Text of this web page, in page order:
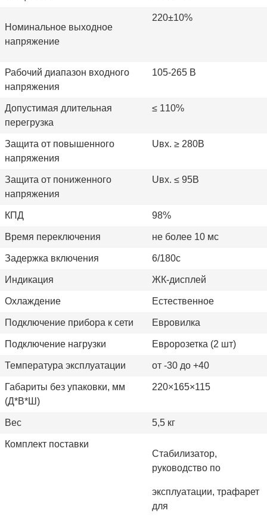
Номинальное выходное
напряжение
220±10%
Рабочий диапазон входного
напряжения
105-265 В
Допустимая длительная
перегрузка
≤ 110%
Защита от повышенного
напряжения
Uвх. ≥ 280В
Защита от пониженного
напряжения
Uвх. ≤ 95В
КПД 98%
Время переключения не более 10 мс
Задержка включения 6/180с
Индикация ЖК-дисплей
Охлаждение Естественное
Подключение прибора к сети Евровилка
Подключение нагрузки Евророзетка (2 шт)
Температура эксплуатации от -30 до +40
Габариты без упаковки, мм
(Д*В*Ш)
220×165×115
Вес 5,5 кг
Комплект поставки
Стабилизатор,
руководство по
эксплуатации, трафарет
для